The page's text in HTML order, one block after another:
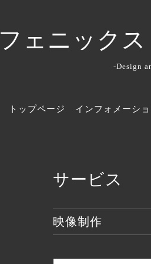
フェニック
-Design
トップページ インフォメーショ
サービス
映像制作